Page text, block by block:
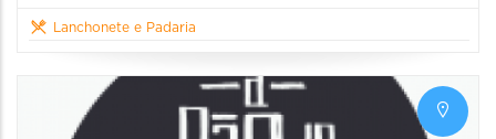
Lanchonete e Padaria